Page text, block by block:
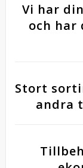
Vi har
och har
Stort
andra